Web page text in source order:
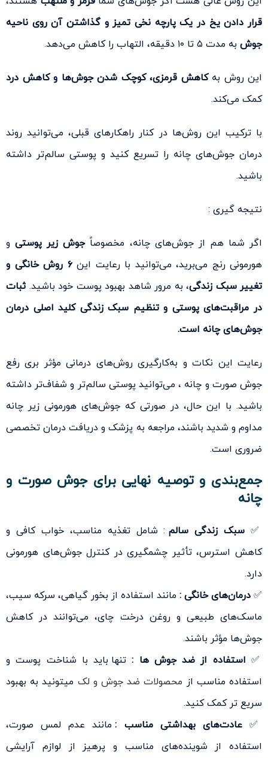
قرار دادن یخ در یک پارچه نخی تمیز و گذاشتن آن روی ناحیه
جوش به مدت ۵ تا ۱۰ دقیقه، التهاب را کاهش می‌دهد.
این روش بهکاهش قرمزی، کوچک شدن جوش‌ها و کاهش درد
کمک می‌کند.
با ترکیب این روش‌ها در کنار راهکارهای قبلی، می‌توانید روند
درمان جوش‌های چانه را تسریع کنید و پوستی سالم‌تر داشته
باشید.
نتیجه گیری :
اگر شما هم از جوش‌های چانه، مخصوصاًجوش زیر پوستیو
هورمونی رنج می‌برید، می‌توانید با رعایت این
۶ روش خانگی و
تغییر سبک زندگی، به مرور شاهد بهبود پوست خود باشید.ثبات
در مراقبت‌های پوستی و تنظیم سبک زندگی کلید اصلی درمان
جوش‌های چانه است.
رعایت این نکات و به‌کارگیری روش‌های درمانی مؤثر بری رفع
جوش صورت و چانه ، می‌توانید پوستی سالم‌تر و شفاف‌تر داشته
باشید. با این حال، در صورتی که جوش‌های هورمونی زیر چانه
مداوم و شدید باشند، مراجعه به پزشک و دریافت درمان تخصصی
ضروری است.
جمع‌بندی و توصیه نهایی برای جوش صورت و
چانه
✅ سبک زندگی سالم : شامل تغذیه مناسب، خواب کافی و
کاهش استرس، تأثیر چشمگیری در کنترل جوش‌های هورمونی
دارد.
✅ درمان‌های خانگی : مانند استفاده از بخور گیاهی، سرکه سیب،
ماسک‌های طبیعی و روغن درخت چای، می‌توانند در کاهش
جوش‌ها مؤثر باشند.
✅ استفاده از ضد جوش ها : تنها باید با شناخت پوست و
استفاده مناسب از محصولات ضد جوش و لک میتونید به بهبود
سریع تر کمک کنید.
✅عادت‌های بهداشتی مناسب :مانند عدم لمس صورت،
استفاده از شوینده‌های مناسب و پرهیز از لوازم آرایشی